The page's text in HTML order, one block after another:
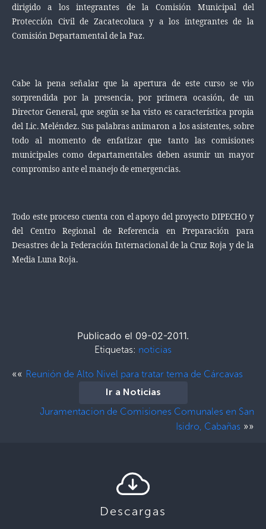
dirigido a los integrantes de la Comisión Municipal del
Protección Civil de Zacatecoluca y a los integrantes de la
Comisión Departamental de la Paz.
Cabe la pena señalar que la apertura de este curso se vio
sorprendida por la presencia, por primera ocasión, de un
Director General, que según se ha visto es característica propia
del Lic. Meléndez. Sus palabras animaron a los asistentes, sobre
todo al momento de enfatizar que tanto las comisiones
municipales como departamentales deben asumir un mayor
compromiso ante el manejo de emergencias.
Todo este proceso cuenta con el apoyo del proyecto DIPECHO y
del Centro Regional de Referencia en Preparación para
Desastres de la Federación Internacional de la Cruz Roja y de la
Media Luna Roja.
Publicado el 09-02-2011.
Etiquetas: noticias
«« Reunión de Alto Nivel para tratar tema de Cárcavas
Ir a Noticias
Juramentacion de Comisiones Comunales en San
Isidro, Cabañas »»
Descargas